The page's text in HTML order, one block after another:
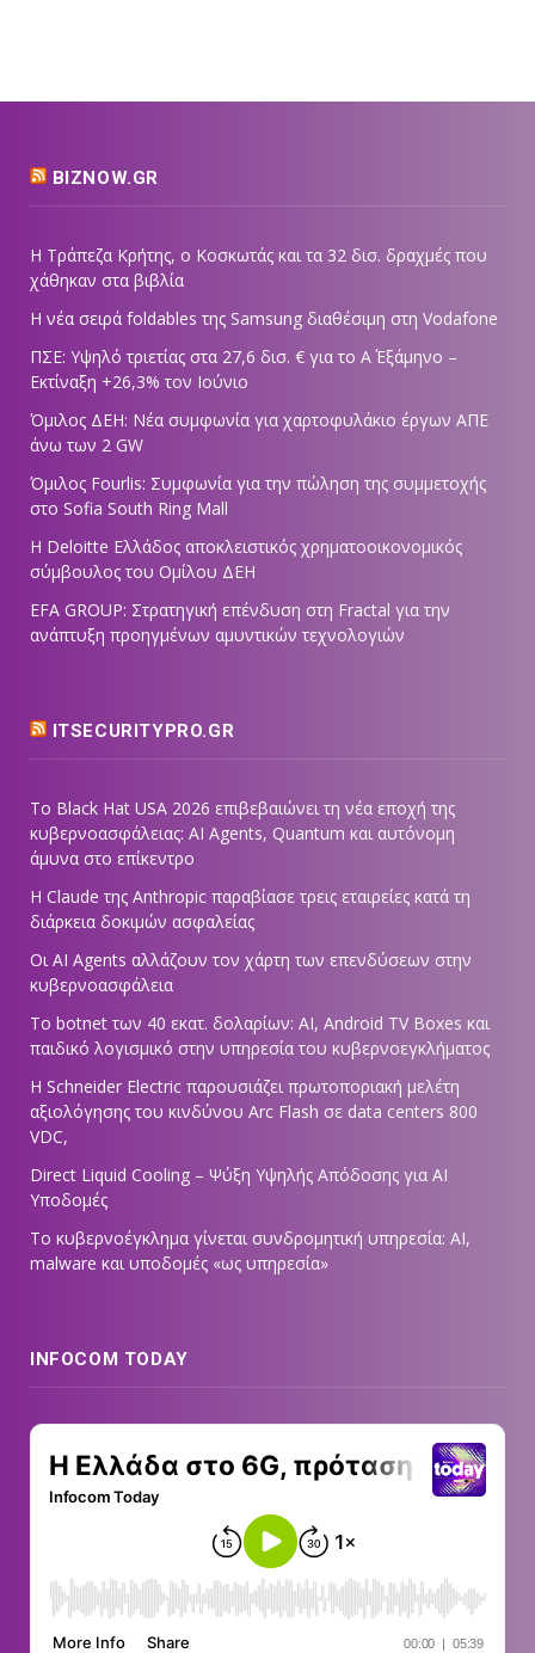
BIZNOW.GR
Η Τράπεζα Κρήτης, ο Κοσκωτάς και τα 32 δισ. δραχμές που
χάθηκαν στα βιβλία
Η νέα σειρά foldables της Samsung διαθέσιμη στη Vodafone
ΠΣΕ: Υψηλό τριετίας στα 27,6 δισ. € για το Α΄ Εξάμηνο –
Εκτίναξη +26,3% τον Ιούνιο
Όμιλος ΔΕΗ: Νέα συμφωνία για χαρτοφυλάκιο έργων ΑΠΕ
άνω των 2 GW
Όμιλος Fourlis: Συμφωνία για την πώληση της συμμετοχής
στο Sofia South Ring Mall
Η Deloitte Ελλάδος αποκλειστικός χρηματοοικονομικός
σύμβουλος του Ομίλου ΔΕΗ
EFA GROUP: Στρατηγική επένδυση στη Fractal για την
ανάπτυξη προηγμένων αμυντικών τεχνολογιών
ITSECURITYPRO.GR
Το Black Hat USA 2026 επιβεβαιώνει τη νέα εποχή της
κυβερνοασφάλειας: AI Agents, Quantum και αυτόνομη
άμυνα στο επίκεντρο
Η Claude της Anthropic παραβίασε τρεις εταιρείες κατά τη
διάρκεια δοκιμών ασφαλείας
Οι AI Agents αλλάζουν τον χάρτη των επενδύσεων στην
κυβερνοασφάλεια
Το botnet των 40 εκατ. δολαρίων: AI, Android TV Boxes και
παιδικό λογισμικό στην υπηρεσία του κυβερνοεγκλήματος
Η Schneider Electric παρουσιάζει πρωτοποριακή μελέτη
αξιολόγησης του κινδύνου Arc Flash σε data centers 800
VDC,
Direct Liquid Cooling – Ψύξη Υψηλής Απόδοσης για AI
Υποδομές
Το κυβερνοέγκλημα γίνεται συνδρομητική υπηρεσία: AI,
malware και υποδομές «ως υπηρεσία»
INFOCOM TODAY